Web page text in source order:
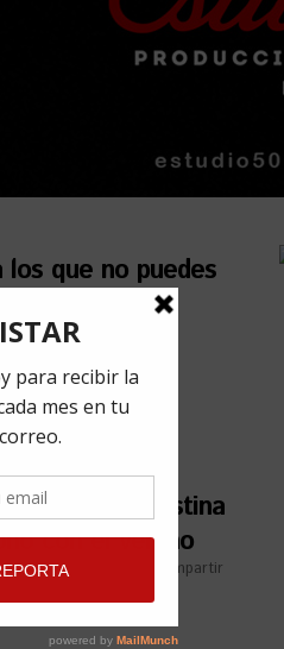
los que no puedes
a Varadero
Marcelo Costa
Compartir
de Clandestina
con el verano
Angulo Compartir